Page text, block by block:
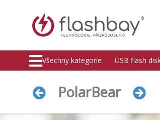
Všechny kategorie USB flash
PolarBear